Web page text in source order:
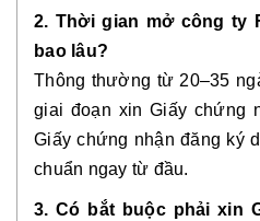
2. Thời gian mở công ty
bao lâu?
Thông thường từ 20–35
giai đoạn xin Giấy chứng
Giấy chứng nhận đăng ký
chuẩn ngay từ đầu.
3. Có bắt buộc phải xin